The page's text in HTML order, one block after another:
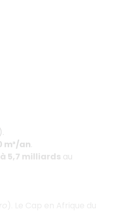
m³/an.
5,7 milliards au